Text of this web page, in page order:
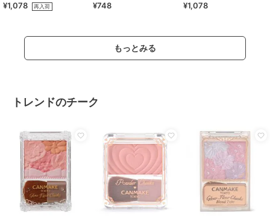
¥1,078 再入荷 ¥748 ¥1,078
もっとみる
トレンドのチーク